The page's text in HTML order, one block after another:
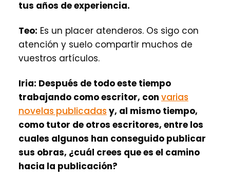
tus años de experiencia.
Teo: Es un placer atenderos. Os sigo con
atención y suelo compartir muchos de
vuestros artículos.
Iria: Después de todo este tiempo
trabajando como escritor, con varias
novelas publicadas y, al mismo tiempo,
como tutor de otros escritores, entre los
cuales algunos han conseguido publicar
sus obras, ¿cuál crees que es el camino
hacia la publicación?